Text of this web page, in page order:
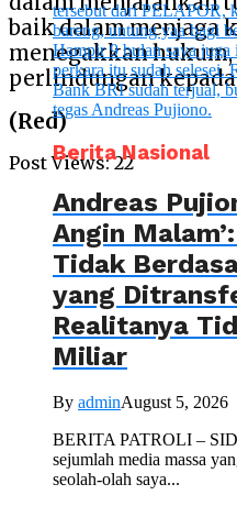
baik dalam menjaga
menegakkan
perlindungan
(Red)
Post Views: 22
Berita Nasional
Andreas
Angin
Tidak
yang
Realitanya
Miliar
By adminAugust 5, 2026
BERITA PATROLI –
sejumlah media massa
seolah-olah saya...